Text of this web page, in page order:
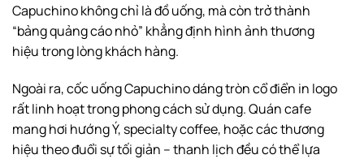
Capuchino không chỉ là đồ uống, mà còn trở thành
“bảng quảng cáo nhỏ” khẳng định hình ảnh thương
hiệu trong lòng khách hàng.
Ngoài ra, cốc uống Capuchino dáng tròn cổ điển in logo
rất linh hoạt trong phong cách sử dụng. Quán cafe
mang hơi hướng Ý, specialty coffee, hoặc các thương
hiệu theo đuổi sự tối giản – thanh lịch đều có thể lựa